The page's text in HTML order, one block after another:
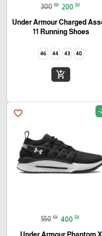
300 ₪ 200 ₪
Under Armour Charged
11 Running Shoes
40
43
44
46
add_shopping_cart
favorite_border -
550 ₪ 400 ₪